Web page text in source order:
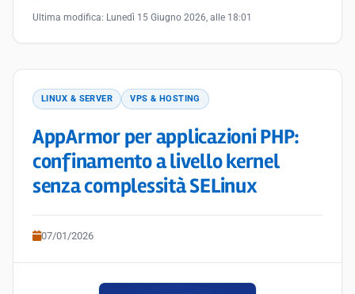
Ultima modifica: Lunedì 15 Giugno 2026, alle 18:01
LINUX & SERVER VPS & HOSTING
AppArmor per applicazioni PHP:
confinamento a livello kernel
senza complessità SELinux
07/01/2026